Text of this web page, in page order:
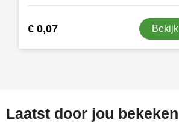
€ 0,07 Bekijk
Laatst door jou bekeken